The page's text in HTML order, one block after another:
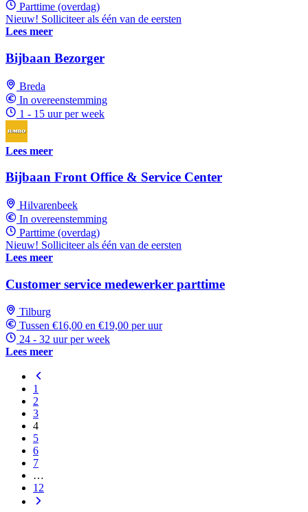
Parttime (overdag)
Nieuw! Solliciteer als één van de eersten
Lees meer
Bijbaan Bezorger
Breda
In overeenstemming
1 - 15 uur per week
Lees meer
Bijbaan Front Office & Service Center
Hilvarenbeek
In overeenstemming
Parttime (overdag)
Nieuw! Solliciteer als één van de eersten
Lees meer
Customer service medewerker parttime
Tilburg
Tussen €16,00 en €19,00 per uur
24 - 32 uur per week
Lees meer
1
2
3
4
5
6
7
…
12